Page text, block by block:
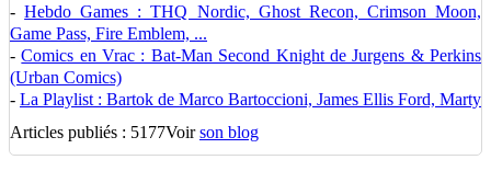
-Hebdo Games : THQ Nordic, Ghost Recon, Crimson Moon,
Game Pass, Fire Emblem, ...
-Comics en Vrac : Bat-Man Second Knight de Jurgens & Perkins
(Urban Comics)
- La Playlist : Bartok de Marco Bartoccioni, James Ellis Ford, Marty
Articles publiés : 5177Voirson blog